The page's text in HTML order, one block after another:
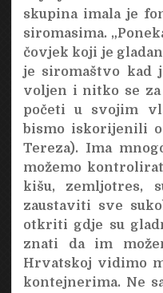
skupina imala je
siromasima.
čovjek koji je
je siromaštvo kad
voljen i nitko se za
početi u svojim
bismo iskorijenili
Tereza). Ima
možemo
kišu, zemljotres,
zaustaviti sve
otkriti gdje su
znati da im
Hrvatskoj vidimo
kontejnerima. Ne